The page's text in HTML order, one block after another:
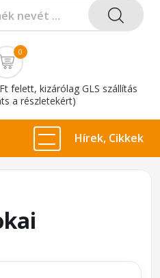
0
felett, kizárólag GLS szállítás
a részletekért)
Hírek, Cikkek